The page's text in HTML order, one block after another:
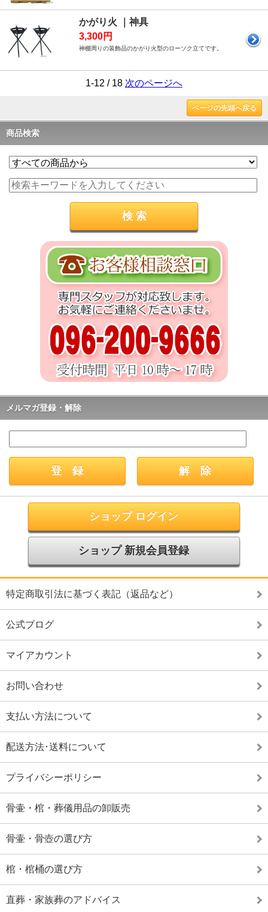
かがり火 ｜神具
3,300円
神棚周りの装飾品のかがり火型のローソク立てです。
1-12 / 18 次のページへ
ページの先頭へ戻る
商品検索
メルマガ登録・解除
ショップ ログイン
ショップ 新規会員登録
特定商取引法に基づく表記（返品など）
公式ブログ
マイアカウント
お問い合わせ
支払い方法について
配送方法･送料について
プライバシーポリシー
骨壷・棺・葬儀用品の卸販売
骨壷・骨壺の選び方
棺・棺桶の選び方
直葬・家族葬のアドバイス